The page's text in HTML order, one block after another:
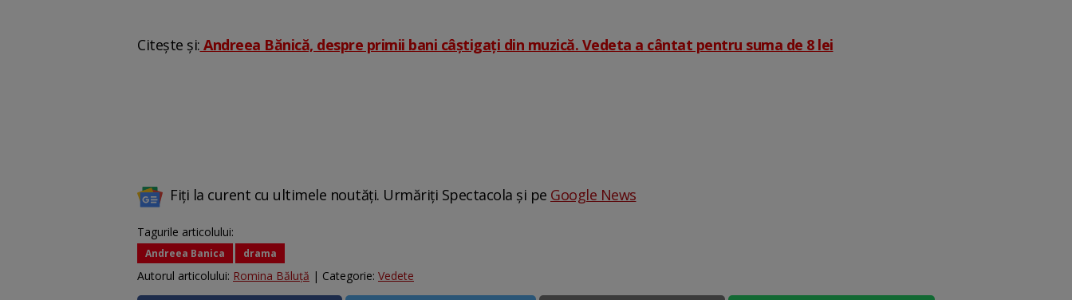
Citește și: Andreea Bănică, despre primii bani câștigați din muzică. Vedeta a cântat pentru suma de 8 lei
Fiți la curent cu ultimele noutăți. Urmăriți Spectacola și pe Google News
Tagurile articolului:
Andreea Banica drama
Autorul articolului: Romina Băluță | Categorie: Vedete